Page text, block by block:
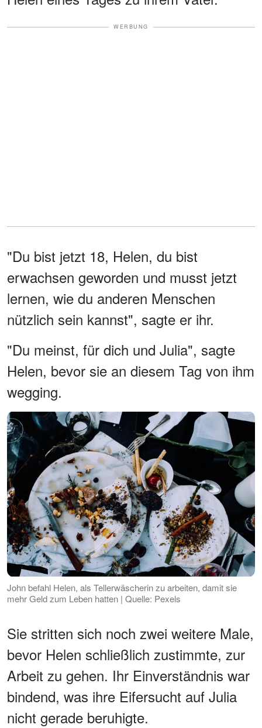
WERBUNG
"Du bist jetzt 18, Helen, du bist
erwachsen geworden und musst jetzt
lernen, wie du anderen Menschen
nützlich sein kannst", sagte er ihr.
"Du meinst, für dich und Julia", sagte
Helen, bevor sie an diesem Tag von ihm
wegging.
John befahl Helen, als Tellerwäscherin zu arbeiten, damit sie
mehr Geld zum Leben hatten | Quelle: Pexels
Sie stritten sich noch zwei weitere Male,
bevor Helen schließlich zustimmte, zur
Arbeit zu gehen. Ihr Einverständnis war
bindend, was ihre Eifersucht auf Julia
nicht gerade beruhigte.